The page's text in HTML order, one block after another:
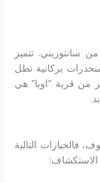
سانتوريني. تتميز
منحدرات بركانية تطل
قرية “اويا” هي
فالخيارات التالية
الاستكشاف: